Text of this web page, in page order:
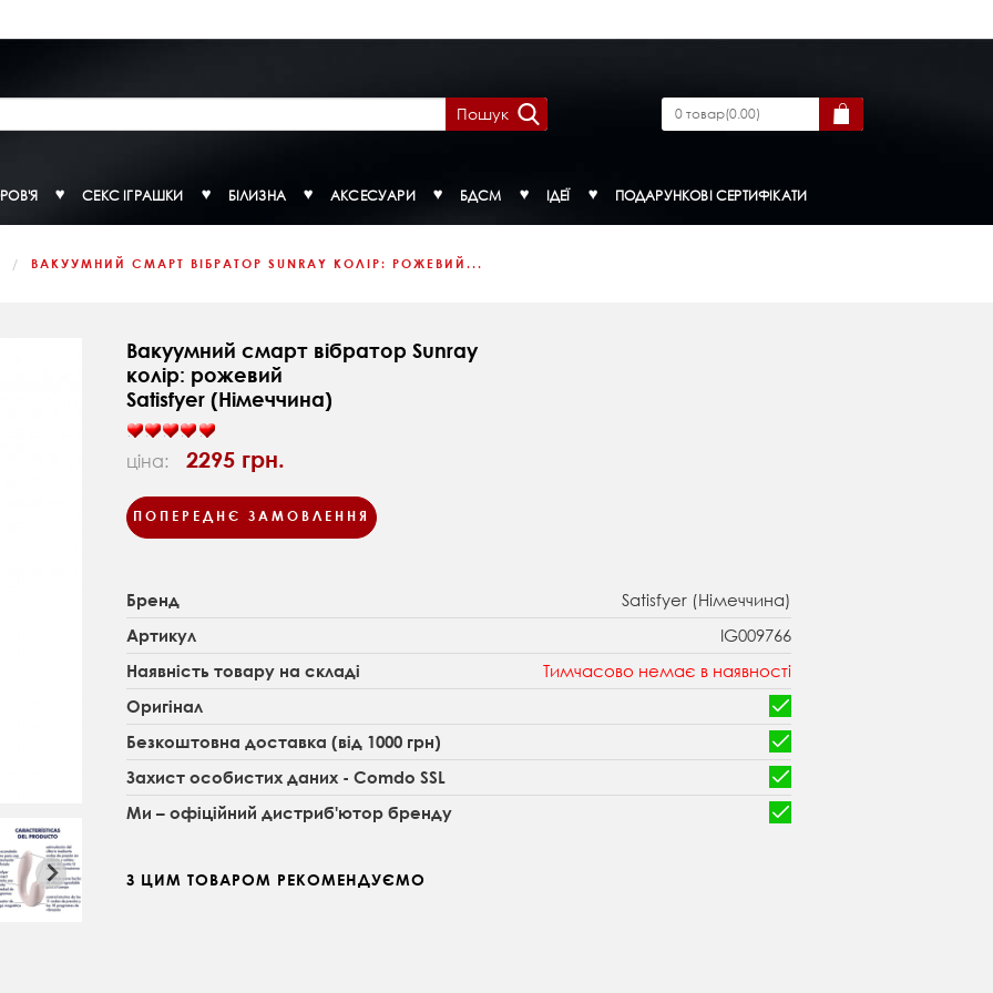
Пошук 0товар(0.00)
СЕКС ІГРАШКИ БІЛИЗНА АКСЕСУАРИ БДСМ ІДЕЇ ПОДАРУНКОВІ СЕРТИФІКАТИ
ВАКУУМНИЙ СМАРТ ВІБРАТОР SUNRAY КОЛІР: РОЖЕВИЙ...
Вакуумний смарт вібратор Sunray
колір: рожевий
Satisfyer (Німеччина)
ціна: 2295 грн.
ПОПЕРЕДНЄ ЗАМОВЛЕННЯ
Бренд Satisfyer (Німеччина)
Артикул IG009766
Наявність товару на складі Тимчасово немає в наявності
Оригінал
Безкоштовна доставка (від 1000 грн)
Захист особистих даних - Comdo SSL
Ми – офіційний дистриб'ютор бренду
З ЦИМ ТОВАРОМ РЕКОМЕНДУЄМО